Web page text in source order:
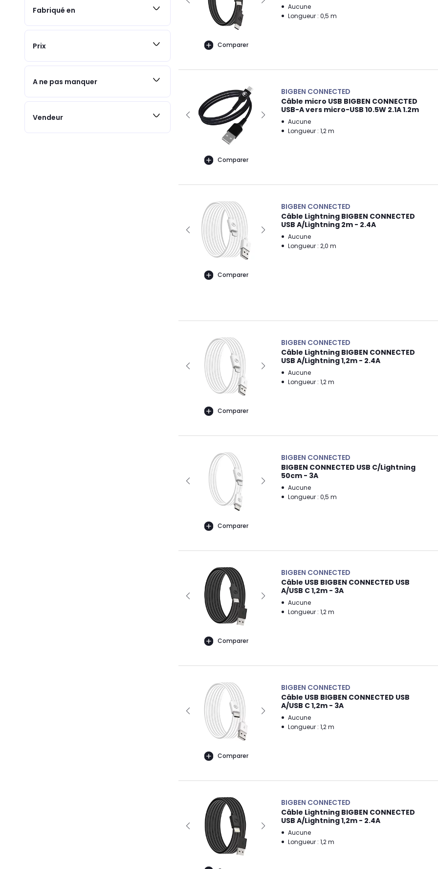
Fabriqué en
Prix
A ne pas manquer
Vendeur
Comparer
Aucune
Longueur : 0,5 m
Comparer
BIGBEN CONNECTED
Câble micro USB BIGBEN CONNECTED
USB-A vers micro-USB 10.5W 2.1A 1.2m
Aucune
Longueur : 1,2 m
Comparer
BIGBEN CONNECTED
Câble Lightning BIGBEN CONNECTED
USB A/Lightning 2m - 2.4A
Aucune
Longueur : 2,0 m
Comparer
BIGBEN CONNECTED
Câble Lightning BIGBEN CONNECTED
USB A/Lightning 1,2m - 2.4A
Aucune
Longueur : 1,2 m
Comparer
BIGBEN CONNECTED
BIGBEN CONNECTED USB C/Lightning
50cm - 3A
Aucune
Longueur : 0,5 m
Comparer
BIGBEN CONNECTED
Câble USB BIGBEN CONNECTED USB
A/USB C 1,2m - 3A
Aucune
Longueur : 1,2 m
Comparer
BIGBEN CONNECTED
Câble USB BIGBEN CONNECTED USB
A/USB C 1,2m - 3A
Aucune
Longueur : 1,2 m
BIGBEN CONNECTED
Câble Lightning BIGBEN CONNECTED
USB A/Lightning 1,2m - 2.4A
Aucune
Longueur : 1,2 m